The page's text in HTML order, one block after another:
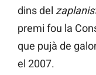
dins del
premi fou la
que pujà de
el 2007.